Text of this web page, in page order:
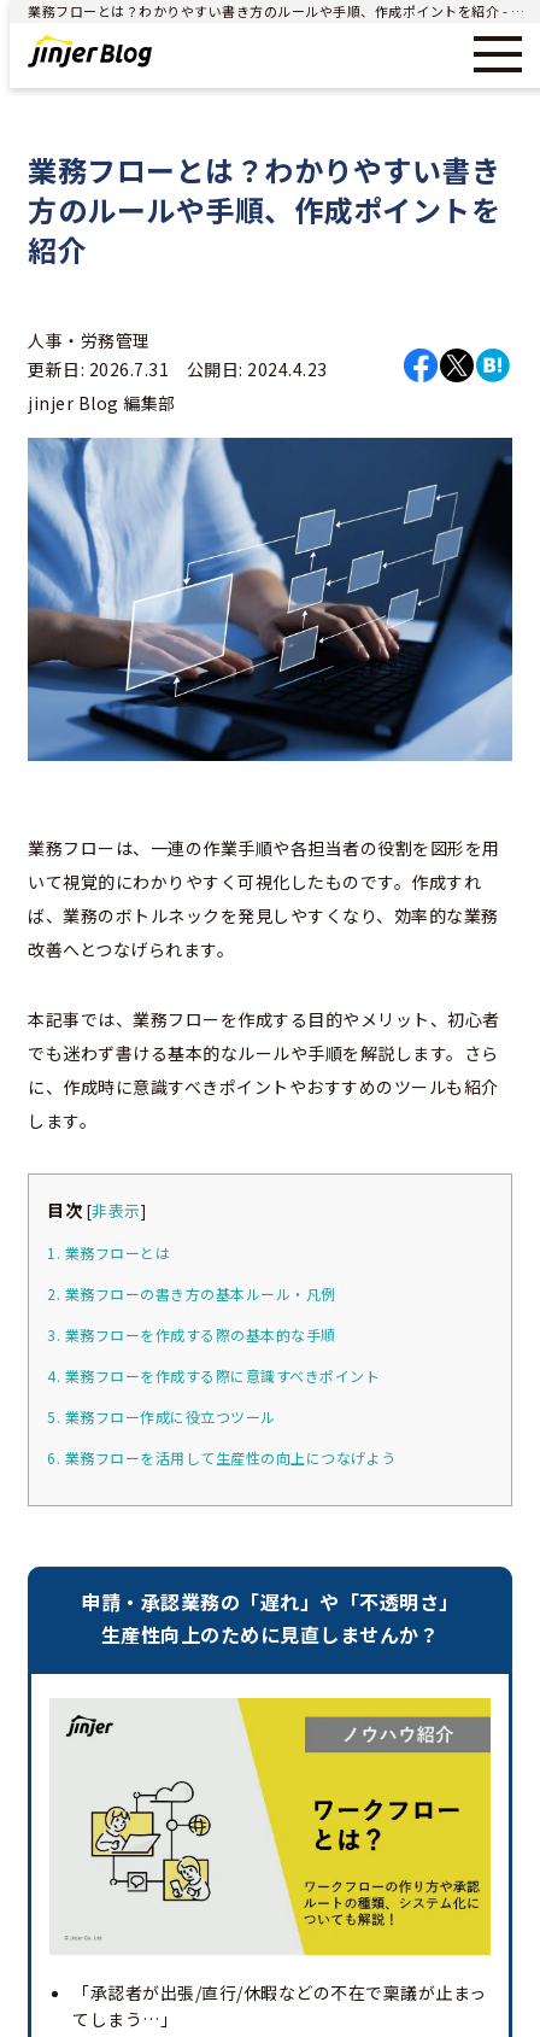
業務フローとは？わかりやすい書き方のルールや手順、作成ポイントを紹介 - ジンジャー（jinjer）｜統合型人事システム
業務フローとは？わかりやすい書き
方のルールや手順、作成ポイントを
紹介
人事・労務管理
更新日: 2026.7.31 公開日: 2024.4.23
jinjer Blog 編集部
業務フローは、一連の作業手順や各担当者の役割を図形を用
いて視覚的にわかりやすく可視化したものです。作成すれ
ば、業務のボトルネックを発見しやすくなり、効率的な業務
改善へとつなげられます。
本記事では、業務フローを作成する目的やメリット、初心者
でも迷わず書ける基本的なルールや手順を解説します。さら
に、作成時に意識すべきポイントやおすすめのツールも紹介
します。
目次 [非表示]
1. 業務フローとは
2. 業務フローの書き方の基本ルール・凡例
3. 業務フローを作成する際の基本的な手順
4. 業務フローを作成する際に意識すべきポイント
5. 業務フロー作成に役立つツール
6. 業務フローを活用して生産性の向上につなげよう
申請・承認業務の「遅れ」や「不透明さ」
生産性向上のために見直しませんか？
「承認者が出張/直行/休暇などの不在で稟議が止まっ
てしまう…」